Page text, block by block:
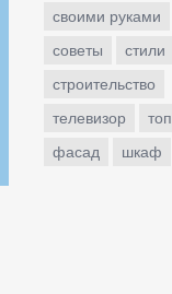
своими руками
советы
стили
строительство
телевизор
топ
фасад
шкаф